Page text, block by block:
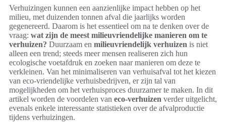
Verhuizingen kunnen een aanzienlijke impact hebben op het
milieu, met duizenden tonnen afval die jaarlijks worden
gegenereerd. Daarom is het essentieel om na te denken over de
vraag: wat zijn de meest milieuvriendelijke manieren om te
verhuizen? Duurzaam en milieuvriendelijk verhuizen is niet
alleen een trend; steeds meer mensen realiseren zich hun
ecologische voetafdruk en zoeken naar manieren om deze te
verkleinen. Van het minimaliseren van verhuisafval tot het kiezen
van eco-vriendelijke verhuisbedrijven, er zijn tal van
mogelijkheden om het verhuisproces duurzamer te maken. In dit
artikel worden de voordelen van eco-verhuizen verder uitgelicht,
evenals enkele interessante statistieken over de afvalproductie
tijdens verhuizingen.